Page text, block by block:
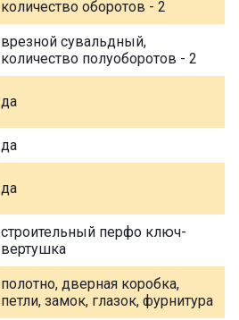
количество оборотов - 2
врезной сувальдный,
количество полуоборотов - 2
да
да
да
строительный перфо ключ-
вертушка
полотно, дверная коробка,
петли, замок, глазок, фурнитура